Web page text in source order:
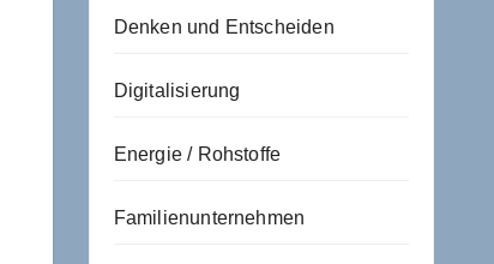
Denken und Entscheiden
Digitalisierung
Energie / Rohstoffe
Familienunternehmen